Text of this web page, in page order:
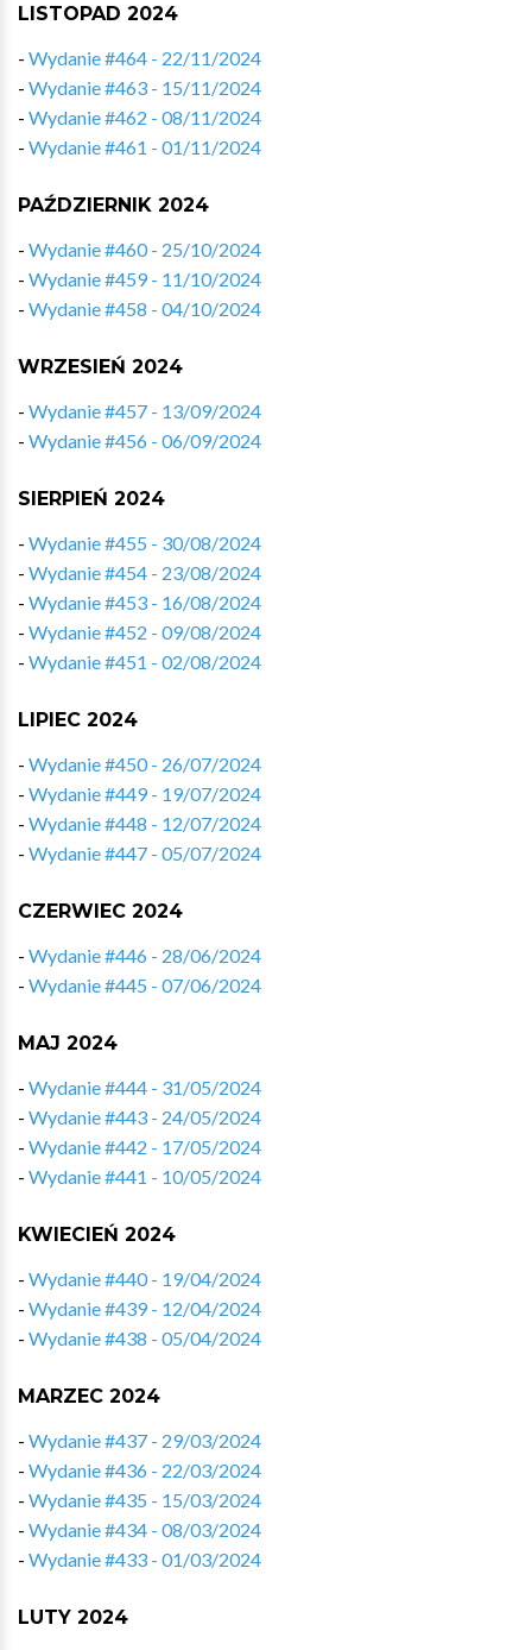
LISTOPAD 2024
- Wydanie #464 - 22/11/2024
- Wydanie #463 - 15/11/2024
- Wydanie #462 - 08/11/2024
- Wydanie #461 - 01/11/2024
PAŹDZIERNIK 2024
- Wydanie #460 - 25/10/2024
- Wydanie #459 - 11/10/2024
- Wydanie #458 - 04/10/2024
WRZESIEŃ 2024
- Wydanie #457 - 13/09/2024
- Wydanie #456 - 06/09/2024
SIERPIEŃ 2024
- Wydanie #455 - 30/08/2024
- Wydanie #454 - 23/08/2024
- Wydanie #453 - 16/08/2024
- Wydanie #452 - 09/08/2024
- Wydanie #451 - 02/08/2024
LIPIEC 2024
- Wydanie #450 - 26/07/2024
- Wydanie #449 - 19/07/2024
- Wydanie #448 - 12/07/2024
- Wydanie #447 - 05/07/2024
CZERWIEC 2024
- Wydanie #446 - 28/06/2024
- Wydanie #445 - 07/06/2024
MAJ 2024
- Wydanie #444 - 31/05/2024
- Wydanie #443 - 24/05/2024
- Wydanie #442 - 17/05/2024
- Wydanie #441 - 10/05/2024
KWIECIEŃ 2024
- Wydanie #440 - 19/04/2024
- Wydanie #439 - 12/04/2024
- Wydanie #438 - 05/04/2024
MARZEC 2024
- Wydanie #437 - 29/03/2024
- Wydanie #436 - 22/03/2024
- Wydanie #435 - 15/03/2024
- Wydanie #434 - 08/03/2024
- Wydanie #433 - 01/03/2024
LUTY 2024